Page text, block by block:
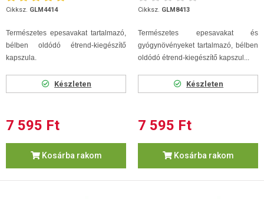
Cikksz. GLM4414
Természetes epesavakat tartalmazó,
bélben oldódó étrend-kiegészítő
kapszula.
Készleten
7 595 Ft
Kosárba rakom
Cikksz. GLM8413
Természetes epesavakat és
gyógynövényeket tartalmazó, bélben
oldódó étrend-kiegészítő kapszul...
Készleten
7 595 Ft
Kosárba rakom